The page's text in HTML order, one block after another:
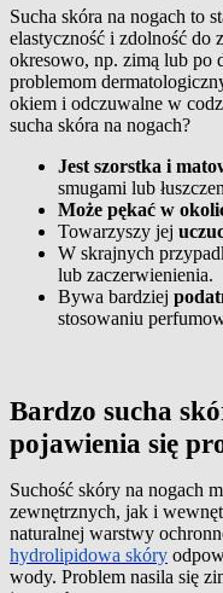
Sucha skóra na nogach to
elastyczność i zdolność
okresowo, np. zimą lub po
problemom
okiem i odczuwalne w
sucha skóra na nogach?
Jest szorstka i
smugami lub
Może pękać w
Towarzyszy jej
W skrajnych
lub zaczerwienienia.
Bywa bardziej
stosowaniu
Bardzo sucha
pojawienia się
Suchość skóry na nogach
zewnętrznych, jak i
naturalnej warstwy
hydrolipidowa skóry
wody. Problem nasila się